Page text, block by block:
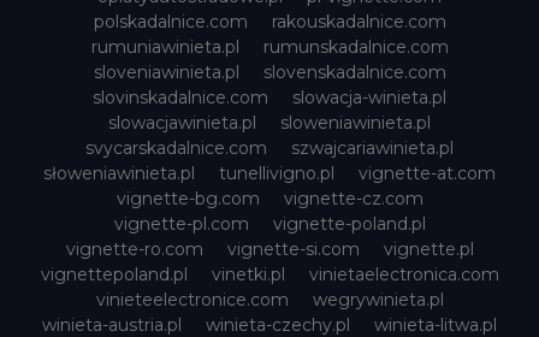
polskadalnice.com
rakouskadalnice.com
rumuniawinieta.pl
rumunskadalnice.com
sloveniawinieta.pl
slovenskadalnice.com
slovinskadalnice.com
slowacja-winieta.pl
slowacjawinieta.pl
sloweniawinieta.pl
svycarskadalnice.com
szwajcariawinieta.pl
słoweniawinieta.pl
tunellivigno.pl
vignette-at.com
vignette-bg.com
vignette-cz.com
vignette-pl.com
vignette-poland.pl
vignette-ro.com
vignette-si.com
vignette.pl
vignettepoland.pl
vinetki.pl
vinietaelectronica.com
vinieteelectronice.com
wegrywinieta.pl
winieta-austria.pl
winieta-czechy.pl
winieta-litwa.pl